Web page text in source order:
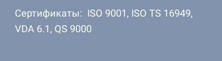
Сертификаты: ISO 9001, ISO TS 16949,
VDA 6.1, QS 9000